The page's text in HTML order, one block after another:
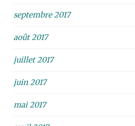
septembre 2017
août 2017
juillet 2017
juin 2017
mai 2017